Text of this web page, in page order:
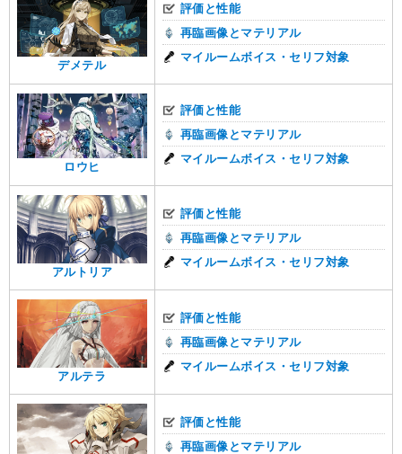
デメテル
評価と性能
再臨画像とマテリアル
マイルームボイス・セリフ対象
ロウヒ
評価と性能
再臨画像とマテリアル
マイルームボイス・セリフ対象
アルトリア
評価と性能
再臨画像とマテリアル
マイルームボイス・セリフ対象
アルテラ
評価と性能
再臨画像とマテリアル
マイルームボイス・セリフ対象
評価と性能
再臨画像とマテリアル